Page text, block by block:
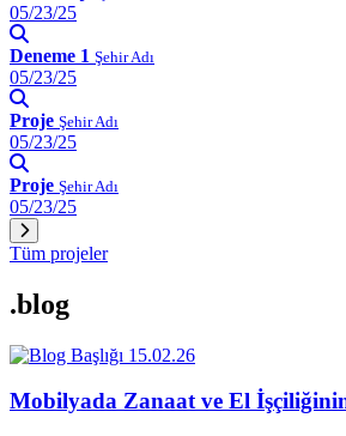
05/23/25
Deneme 1 Şehir Adı
05/23/25
Proje Şehir Adı
05/23/25
Proje Şehir Adı
05/23/25
Tüm projeler
.blog
15.02.26
Mobilyada Zanaat ve El